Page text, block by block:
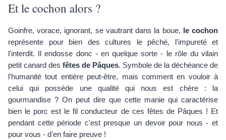
Et le cochon alors ?
Goinfre, vorace, ignorant, se vautrant dans la boue, le cochon
représente pour bien des cultures le pêché, l'impureté et
l'interdit. Il endosse donc - en quelque sorte - le rôle du vilain
petit canard des fêtes de Pâques. Symbole de la déchéance de
l'humanité tout entière peut-être, mais comment en vouloir à
celui qui possède une qualité qui nous est chère : la
gourmandise ? On peut dire que cette manie qui caractérise
bien le porc est le fil conducteur de ces fêtes de Pâques ! Et
pendant cette période c'est presque un devoir pour nous - et
pour vous - d'en faire preuve !